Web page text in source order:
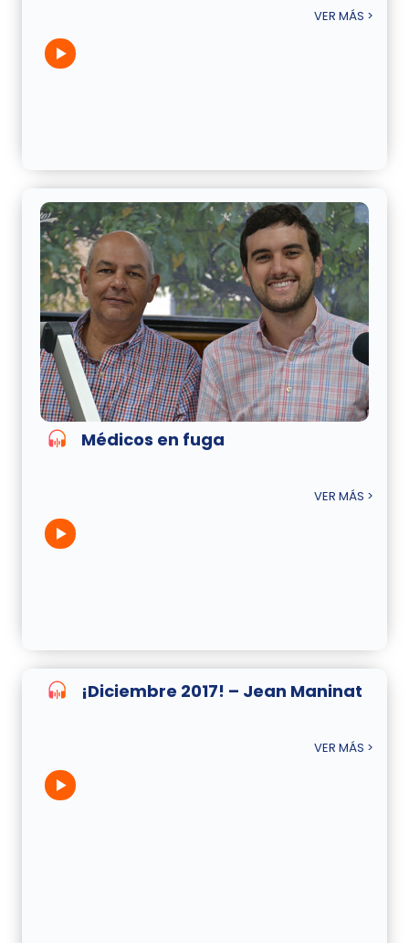
VER MÁS >
Médicos en fuga
VER MÁS >
¡Diciembre 2017! – Jean Maninat
VER MÁS >